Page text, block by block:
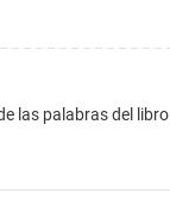
las palabras del